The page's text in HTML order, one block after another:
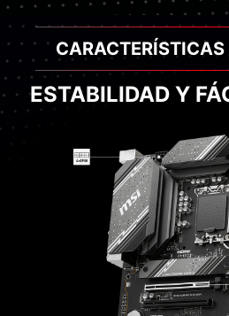
ESTABILIDAD Y